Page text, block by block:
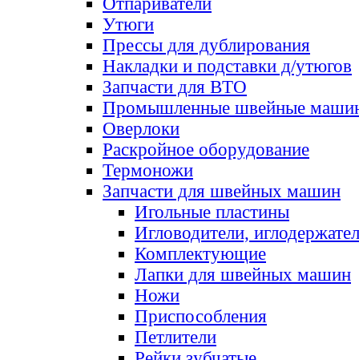
Утюги
Прессы для дублирования
Накладки и подставки д/утюгов
Запчасти для ВТО
Промышленные швейные
Оверлоки
Раскройное оборудование
Термоножи
Запчасти для швейных машин
Игольные пластины
Игловодители,
Комплектующие
Лапки для швейных машин
Ножи
Приспособления
Петлители